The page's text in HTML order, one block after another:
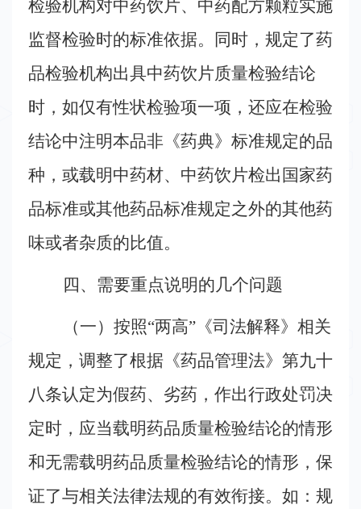
检验机构对中药饮片、中药配方颗粒实施
监督检验时的标准依据。同时，规定了药
品检验机构出具中药饮片质量检验结论
时，如仅有性状检验项一项，还应在检验
结论中注明本品非《药典》标准规定的品
种，或载明中药材、中药饮片检出国家药
品标准或其他药品标准规定之外的其他药
味或者杂质的比值。
四、需要重点说明的几个问题
（一）按照“两高”《司法解释》相关
规定，调整了根据《药品管理法》第九十
八条认定为假药、劣药，作出行政处罚决
定时，应当载明药品质量检验结论的情形
和无需载明药品质量检验结论的情形，保
证了与相关法律法规的有效衔接。如：规